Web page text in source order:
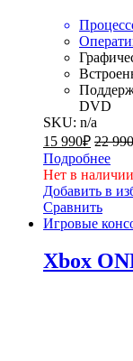
DVD
SKU: n/a
15 990₽ 22 990
Подробнее
Нет в наличии
Добавить в
Сравнить
Игровые
Xbox